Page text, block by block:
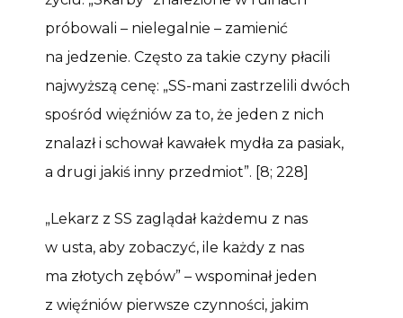
próbowali – nielegalnie – zamienić
na jedzenie. Często za takie czyny płacili
najwyższą cenę: „SS-mani zastrzelili dwóch
spośród więźniów za to, że jeden z nich
znalazł i schował kawałek mydła za pasiak,
a drugi jakiś inny przedmiot”. [8; 228]
„Lekarz z SS zaglądał każdemu z nas
w usta, aby zobaczyć, ile każdy z nas
ma złotych zębów” – wspominał jeden
z więźniów pierwsze czynności, jakim